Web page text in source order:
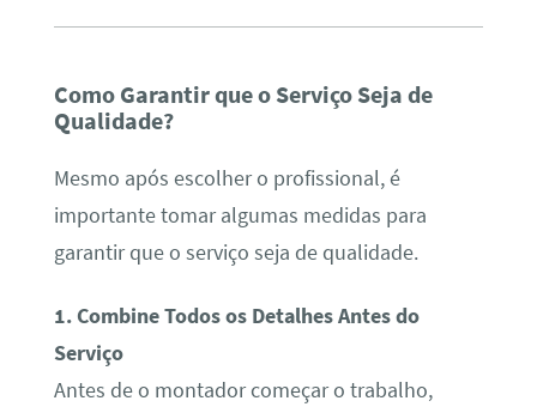
Como Garantir que o Serviço Seja de
Qualidade?
Mesmo após escolher o profissional, é
importante tomar algumas medidas para
garantir que o serviço seja de qualidade.
1. Combine Todos os Detalhes Antes do
Serviço
Antes de o montador começar o trabalho,